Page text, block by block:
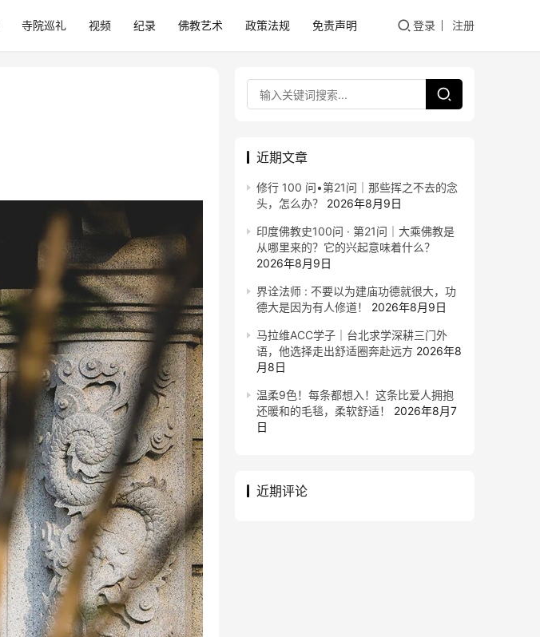
寺院巡礼 视频 纪录 佛教艺术 政策法规 免责声明 登录 注册
近期文章
修行 100 问•第21问｜那些挥之不去的念
头，怎么办？
2026年8月9日
印度佛教史100问 · 第21问｜大乘佛教是
从哪里来的？它的兴起意味着什么？
2026年8月9日
界诠法师 : 不要以为建庙功德就很大，功
德大是因为有人修道！
2026年8月9日
马拉维ACC学子｜台北求学深耕三门外
语，他选择走出舒适圈奔赴远方 2026年8
月8日
温柔9色！每条都想入！这条比爱人拥抱
还暖和的毛毯，柔软舒适！
2026年8月7
日
近期评论